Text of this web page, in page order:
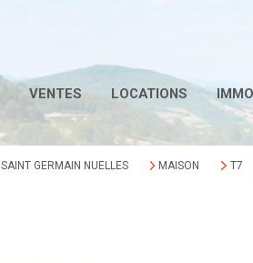
VENTES LOCATIONS
SAINT GERMAIN NUELLES MAISON T7